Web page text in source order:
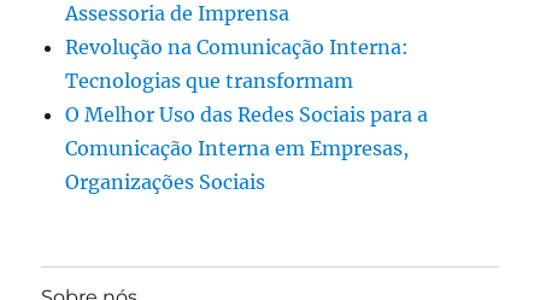
Assessoria de Imprensa
Revolução na Comunicação Interna:
Tecnologias que transformam
O Melhor Uso das Redes Sociais para a
Comunicação Interna em Empresas,
Organizações Sociais